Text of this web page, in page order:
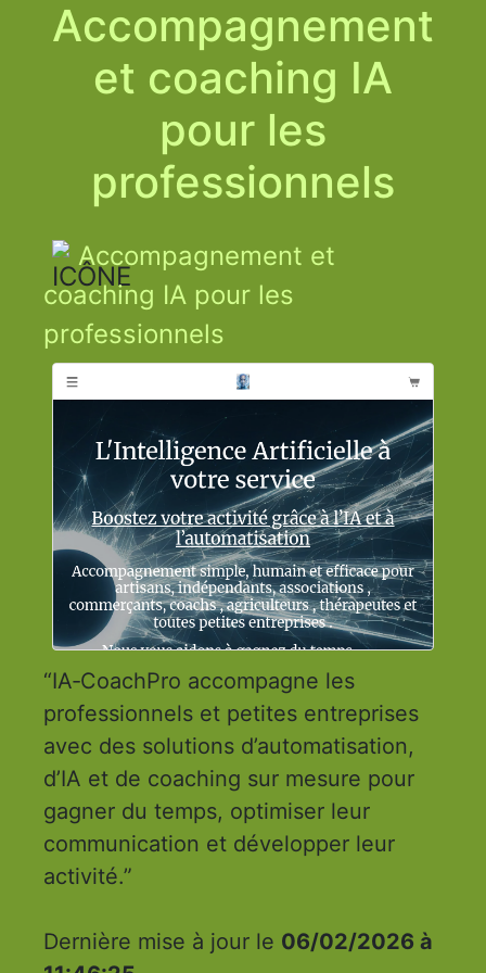
Accompagnement
et coaching IA
pour les
professionnels
Accompagnement et
coaching IA pour les
professionnels
“IA‑CoachPro accompagne les
professionnels et petites entreprises
avec des solutions d’automatisation,
d’IA et de coaching sur mesure pour
gagner du temps, optimiser leur
communication et développer leur
activité.”
Dernière mise à jour le 06/02/2026 à